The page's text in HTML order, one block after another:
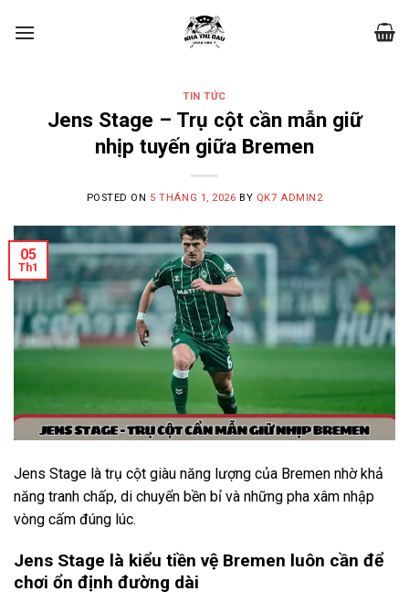
TIN TỨC
Jens Stage – Trụ cột cần mẫn giữ
nhịp tuyến giữa Bremen
POSTED ON 5 THÁNG 1, 2026 BY QK7 ADMIN2
05
Th1
Jens Stage là trụ cột giàu năng lượng của Bremen nhờ khả
năng tranh chấp, di chuyển bền bỉ và những pha xâm nhập
vòng cấm đúng lúc.
Jens Stage là kiểu tiền vệ Bremen luôn cần để
chơi ổn định đường dài